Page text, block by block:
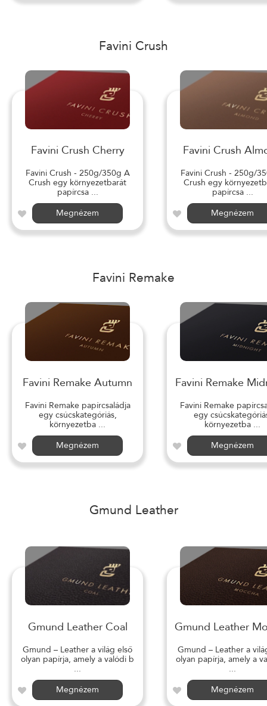
Favini Crush
Favini Crush Cherry
Favini Crush - 250g/350g A
Crush egy környezetbarát
papírcsa ...
Megnézem
Favini Crush
Favini Crush - 250g/
Crush egy
papírcsa ...
Megnézem
Favini Remake
Favini Remake Autumn
Favini Remake papírcsaládja
egy csúcskategóriás,
környezetba ...
Megnézem
Favini Remake
Favini Remake
egy
környezetba ...
Megnézem
Gmund Leather
Gmund Leather Coal
Gmund – Leather a világ első
olyan papírja, amely a valódi b
...
Megnézem
Gmund Leather
Gmund – Leather a
olyan papírja, amely a
...
Megnézem